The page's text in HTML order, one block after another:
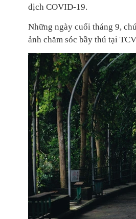
dịch COVID-19.
Những ngày cuối tháng 9,
ảnh chăm sóc bầy thú tại